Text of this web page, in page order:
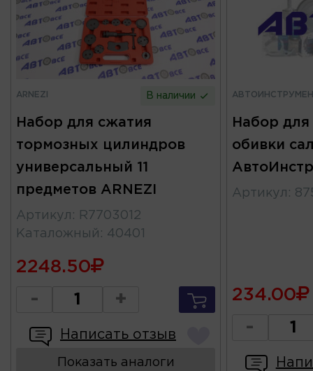
ARNEZI В наличии
Набор для сжатия
тормозных цилиндров
универсальный 11
предметов ARNEZI
Артикул :
R7703012
Каталожный : 40401
2248.50
- +
Написать отзыв
Показать аналоги
Набор
обивки
Артикул :
234.00
-